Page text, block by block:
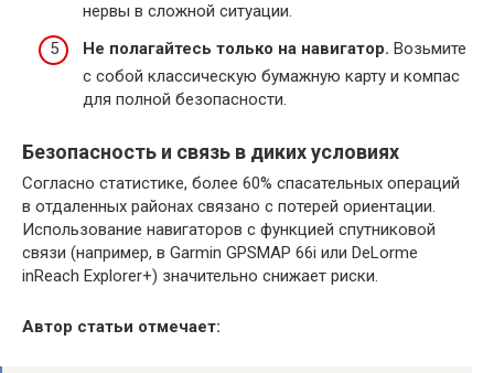
нервы в сложной ситуации.
Не полагайтесь только на навигатор. Возьмите
с собой классическую бумажную карту и компас
для полной безопасности.
Безопасность и связь в диких условиях
Согласно статистике, более 60% спасательных операций
в отдаленных районах связано с потерей ориентации.
Использование навигаторов с функцией спутниковой
связи (например, в Garmin GPSMAP 66i или DeLorme
inReach Explorer+) значительно снижает риски.
Автор статьи отмечает: